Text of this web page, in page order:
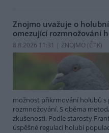
Znojmo uvažuje o
omezující rozmnožování
8.8.2026 11:31 | ZNOJMO (ČTK)
možnost přikrmování holubů
rozmnožování. S oběma
zkušenosti. Podle starosty
úspěšné regulaci holubí